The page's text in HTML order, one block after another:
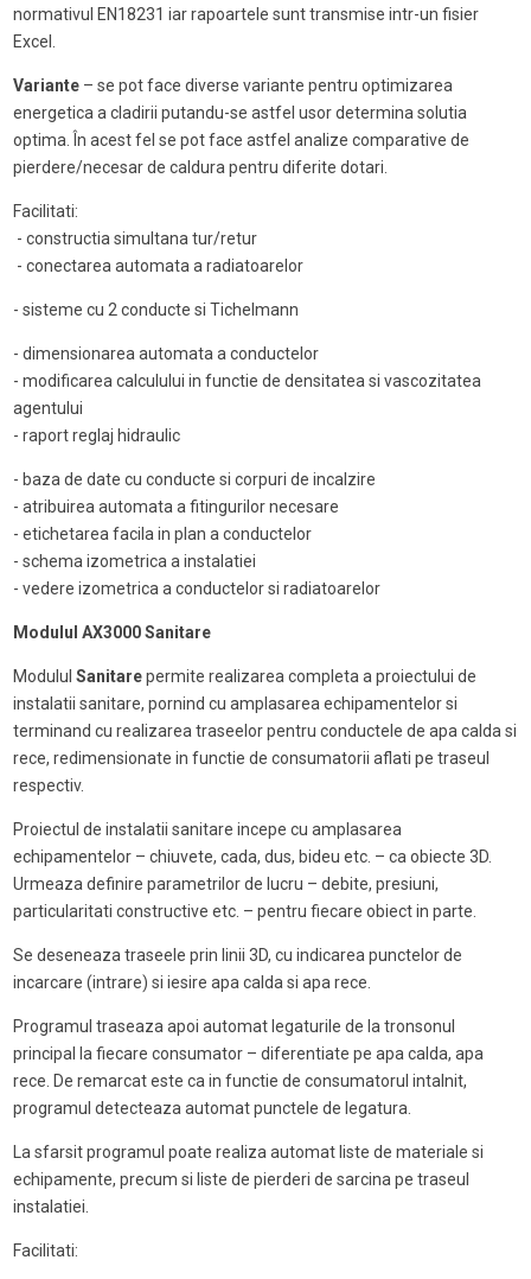
normativul EN18231 iar rapoartele sunt transmise intr-un fisier
Excel.
Variante– se pot face diverse variante pentru optimizarea
energetica a cladirii putandu-se astfel usor determina solutia
optima. În acest fel se pot face astfel analize comparative de
pierdere/necesar de caldura pentru diferite dotari.
Facilitati:
- constructia simultana tur/retur
- conectarea automata a radiatoarelor
- sisteme cu 2 conducte si Tichelmann
- dimensionarea automata a conductelor
- modificarea calculului in functie de densitatea si vascozitatea
agentului
- raport reglaj hidraulic
- baza de date cu conducte si corpuri de incalzire
- atribuirea automata a fitingurilor necesare
- etichetarea facila in plan a conductelor
- schema izometrica a instalatiei
- vedere izometrica a conductelor si radiatoarelor
Modulul AX3000 Sanitare
Modulul Sanitarepermite realizarea completa a proiectului de
instalatii sanitare, pornind cu amplasarea echipamentelor si
terminand cu realizarea traseelor pentru conductele de apa calda si
rece, redimensionate in functie de consumatorii aflati pe traseul
respectiv.
Proiectul de instalatii sanitare incepe cu amplasarea
echipamentelor – chiuvete, cada, dus, bideu etc. – ca obiecte 3D.
Urmeaza definire parametrilor de lucru – debite, presiuni,
particularitati constructive etc. – pentru fiecare obiect in parte.
Se deseneaza traseele prin linii 3D, cu indicarea punctelor de
incarcare (intrare) si iesire apa calda si apa rece.
Programul traseaza apoi automat legaturile de la tronsonul
principal la fiecare consumator – diferentiate pe apa calda, apa
rece. De remarcat este ca in functie de consumatorul intalnit,
programul detecteaza automat punctele de legatura.
La sfarsit programul poate realiza automat liste de materiale si
echipamente, precum si liste de pierderi de sarcina pe traseul
instalatiei.
Facilitati: